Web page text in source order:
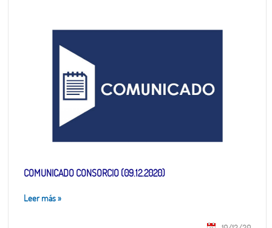
COMUNICADO CONSORCIO (09.12.2020)
Leer más»